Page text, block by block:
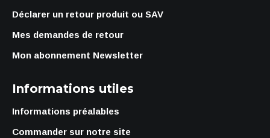
Déclarer un retour produit ou SAV
Mes demandes de retour
Mon abonnement Newsletter
Informations utiles
Informations préalables
Commander sur notre site